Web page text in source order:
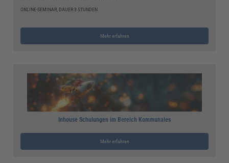
ONLINE-SEMINAR, DAUER 3 STUNDEN
Mehr erfahren
Inhouse Schulungen im Bereich Kommunales
Mehr erfahren